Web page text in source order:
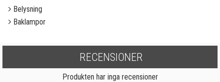
Belysning
Baklampor
RECENSIONER
Produkten har inga recensioner